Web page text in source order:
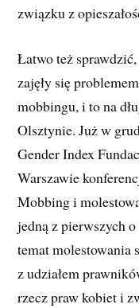
związku z
Łatwo też
zajęły się
mobbingu, i to na
Olsztynie. Już w
Gender Index
Warszawie
Mobbing i
jedną z pierwszych
temat molestowania
z udziałem
rzecz praw kobiet i